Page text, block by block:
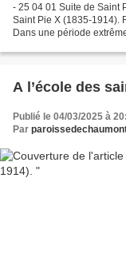
- 25 04 01 Suite de Saint
Saint Pie X (1835-1914).
Dans une période
A l’école des
Publié le 04/03/2025 à
Par